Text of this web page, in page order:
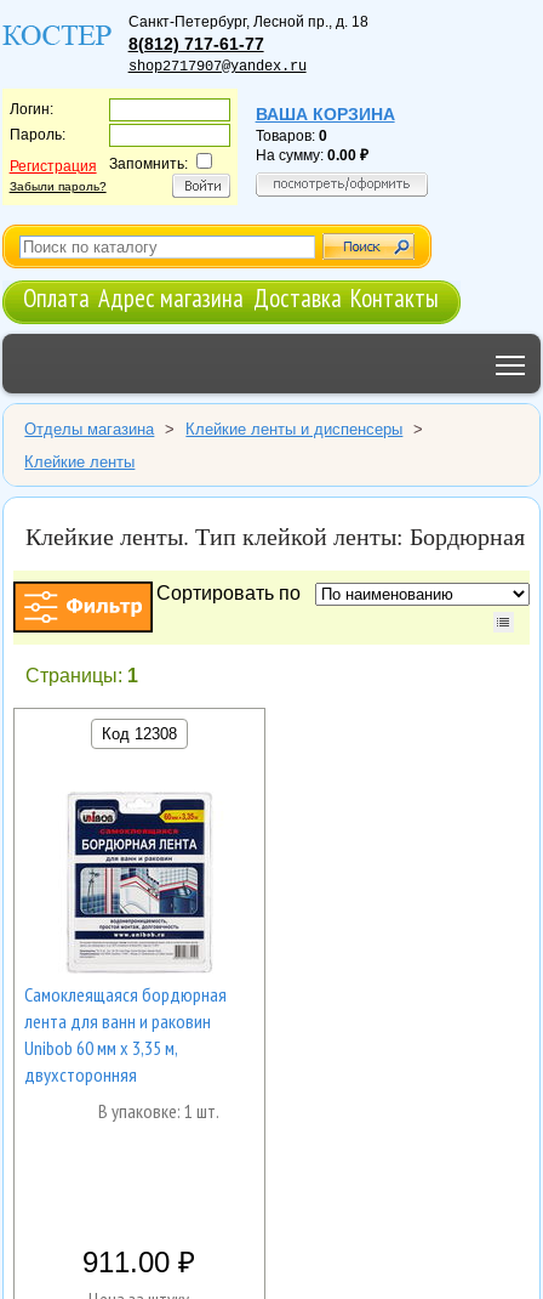
Санкт-Петербург, Лесной пр., д. 18
8(812) 717-61-77
shop2717907@yandex.ru
Логин:
Пароль:
Регистрация
Забыли пароль?
Запомнить:
ВАША КОРЗИНА
Товаров: 0
На сумму: 0.00
Оплата Адрес магазина Доставка Контакты
Отделы магазина > Клейкие ленты и диспенсеры
>
Клейкие ленты
Клейкие ленты. Тип клейкой ленты: Бордюрная
Сортировать по
Страницы: 1
Код 12308
Самоклеящаяся бордюрная
лента для ванн и раковин
Unibob 60 мм х 3,35 м,
двухсторонняя
В упаковке: 1 шт.
911.00